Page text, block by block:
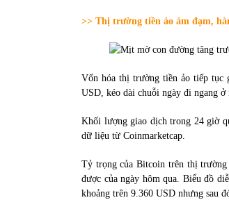
Phân tích giá tiền
09/11/2021
>> Thị trường tiền ảo ảm đạm,
Vốn hóa thị trường tiền ảo tiếp tục
USD, kéo dài chuỗi ngày đi ngang
Khối lượng giao dịch trong 24 giờ
dữ liệu từ Coinmarketcap.
Tỷ trọng của Bitcoin trên thị
được của ngày hôm qua. Biểu đồ
khoảng trên 9.360 USD nhưng sau